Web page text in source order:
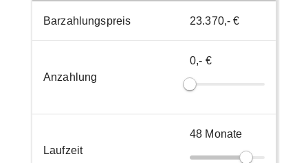
Barzahlungspreis 23.370,- €
Anzahlung
0,- €
Laufzeit
48 Monate